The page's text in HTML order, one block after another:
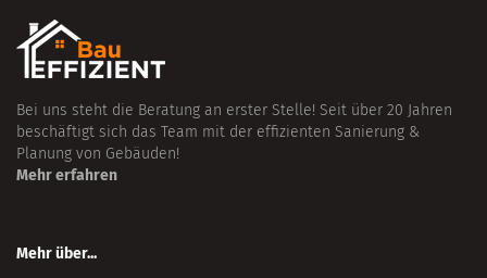
Bei uns steht die Beratung an erster Stelle! Seit über 20 Jahren
beschäftigt sich das Team mit der effizienten Sanierung &
Planung von Gebäuden!
Mehr erfahren
Mehr über...